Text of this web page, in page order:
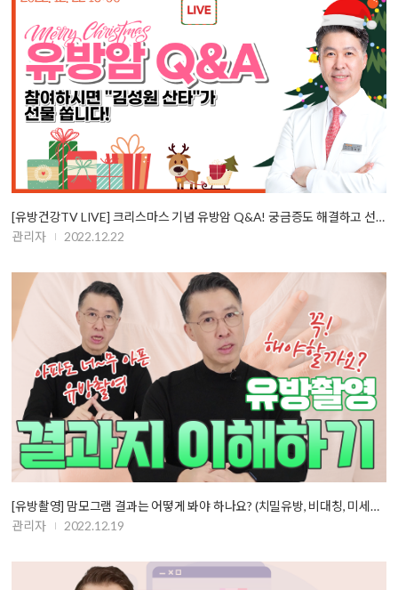
[유방건강TV LIVE] 크리스마스 기념 유방암 Q&A! 궁금증도 해결하고 선…
관리자
2022.12.22
[유방촬영] 맘모그램 결과는 어떻게 봐야 하나요? (치밀유방, 비대칭, 미세석…
관리자
2022.12.19